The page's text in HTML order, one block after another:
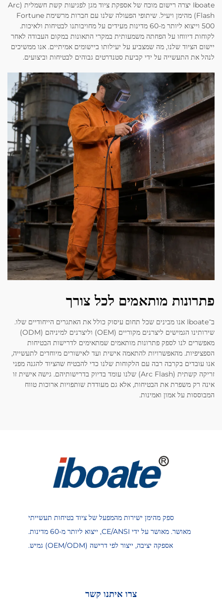
Iboate יצרה רישום מוכח של אספקת ציוד מגן לפגיעות קשת חשמלית (Arc
Flash) מהימן ויעיל. שיתופי הפעולה שלנו עם חברות מרשימת Fortune
500 וייצוא ליותר מ-60 מדינות מעידים על מחויבותנו לבטיחות ולאיכות.
לקוחות דיווחו על הפחתה משמעותית במקרי התאונות במקום העבודה לאחר
יישום הציוד שלנו, מה שמצביע על יעילותו ביישומים אמיתיים. אנו ממשיכים
לנהל את התעשייה על ידי קביעת סטנדרטים גבוהים לבטיחות וביצועים.
פתרונות מותאמים לכל צורך
ב־Iboate אנו מבינים שכל תחום עיסוק כולל את האתגרים הייחודיים שלו.
שירותינו הגמישים ליצרנים מקוריים (OEM) וליצרנים למיניהם (ODM)
מאפשרים לנו לספק פתרונות מותאמים שמתאימים לדרישות הבטיחות
הספציפיות. מהאפשרויות להתאמה אישית ועד לאישורים מיוחדים לתעשייה,
אנו עובדים בקרבה רבה עם הלקוחות שלנו כדי להבטיח שהציוד להגנה מפני
זריקה קשתית (Arc Flash) שלנו עומד בדיוק בדרישותיהם. גישה אישית זו
אינה רק משפרת את הבטיחות, אלא גם מעודדת שותפויות ארוכות טווח
המבוססות על אמון ואמינות.
ספק מהימן ישירות מהמפעל של ציוד בטיחות תעשייתי
מאושר. מאושר על ידי CE/ANSI, ייצוא ליותר מ-60 מדינות.
אספקה יציבה, ייצור לפי דרישה (OEM/ODM) גמיש.
צרו איתנו קשר